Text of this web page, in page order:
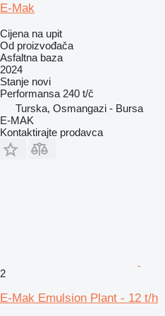
E-Mak
Cijena na upit
Od proizvođača
Asfaltna baza
2024
Stanje novi
Performansa 240 t/č
Turska, Osmangazi - Bursa
E-MAK
Kontaktirajte prodavca
2
E-Mak Emulsion Plant - 12 t/h